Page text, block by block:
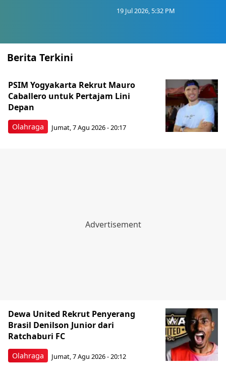
19 Jul 2026, 5:32 PM
Berita Terkini
Olahraga
PSIM Yogyakarta Rekrut Mauro
Caballero untuk Pertajam Lini
Depan
Jumat, 7 Agu 2026 - 20:17
Olahraga
Dewa United Rekrut Penyerang
Brasil Denilson Junior dari
Ratchaburi FC
Jumat, 7 Agu 2026 - 20:12